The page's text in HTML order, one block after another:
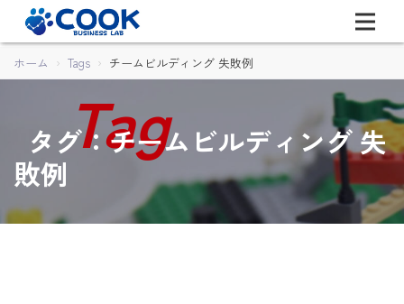
ホーム Tags チームビルディング 失敗例
タグ：チームビルディング 失
敗例